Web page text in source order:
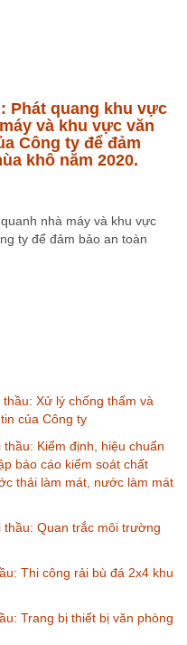
Phát quang khu vực
và khu vực văn
Công ty để đảm
khô năm 2020.
nhà máy và khu vực
ty để đảm bảo an toàn
Xử lý chống thấm và
của Công ty
Kiểm định, hiệu chuẩn
báo cáo kiểm soát chất
thải làm mát, nước làm mát
Quan trắc môi trường
Thi công rải bù đá 2x4 khu
Trang bị thiết bị văn phòng